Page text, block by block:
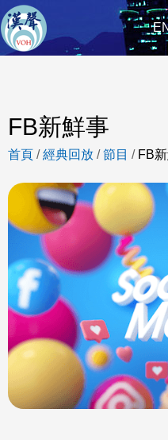
FB新鮮事
首頁 /經典回放 /節目 / FB